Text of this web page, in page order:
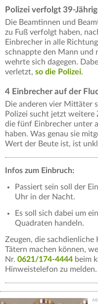
Polizei verfolgt 39-
Die Beamtinnen und
zu Fuß verfolgt haben,
Einbrecher in alle
schnappte den Mann und
wehrte sich dagegen.
verletzt, so die Polizei.
4 Einbrecher auf der
Die anderen vier Mittäter
Polizei sucht jetzt weitere
die fünf Einbrecher unter
haben. Was genau sie
Wert der Beute ist, ist
Infos zum Einbruch:
Passiert sein soll der
Uhr in der Nacht.
Es soll sich dabei um
Quadraten handeln.
Zeugen, die sachdienliche
Tätern machen können,
Nr. 0621/174-4444 beim
Hinweistelefon zu melden.